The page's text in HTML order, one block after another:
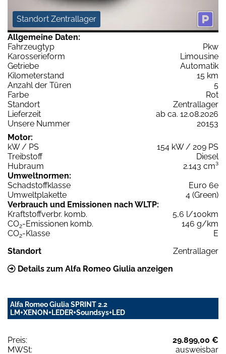
Standort Zentrallager
Allgemeine Daten:
Fahrzeugtyp
Pkw
Karosserieform
Limousine
Getriebe
Automatik
Kilometerstand
15 km
Anzahl der Türen
5
Farbe
Rot
Standort
Zentrallager
Lieferzeit
ab ca. 12.08.2026
Unsere Nummer
20153
Motor:
kW / PS
154 kW / 209 PS
Treibstoff
Diesel
Hubraum
2.143 cm³
Umweltnormen:
Schadstoffklasse
Euro 6e
Umweltplakette
4 (Green)
Verbrauch und Emissionen nach WLTP:
Kraftstoffverbr. komb.
5,6 l/100km
CO2-Emissionen komb.
146 g/km
CO2-Klasse
E
Standort
Zentrallager
Details zum Alfa Romeo Giulia anzeigen
Alfa Romeo Giulia SPRINT 2.2
LM+XENON+LEDER+Soundsys+LED
Preis:
29.899,00 €
MWSt:
ausweisbar